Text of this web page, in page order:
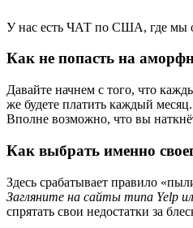
У нас есть ЧАТ по США, где мы
Как не попасть на
Давайте начнем с того, что
же будете платить каждый
Вполне возможно, что вы
Как выбрать именно
Здесь срабатывает правило
Загляните на сайты типа Yelp
спрятать свои недостатки за